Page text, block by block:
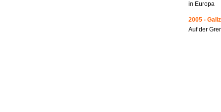
in Europa
2005 -
Auf der